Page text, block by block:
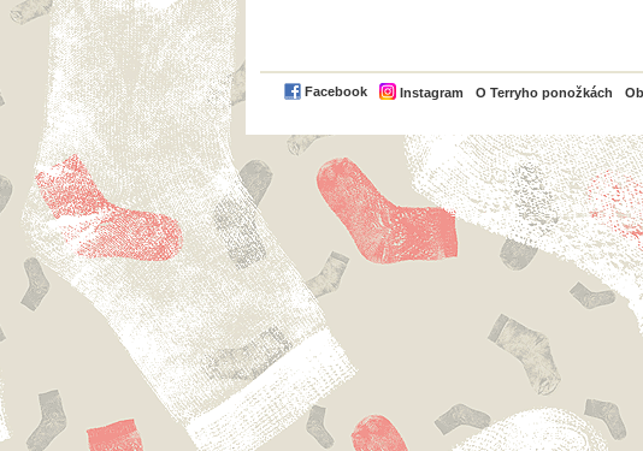
Facebook Instagram O Terryho ponožkách